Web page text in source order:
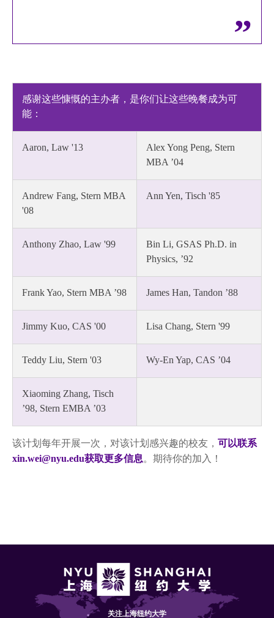
感谢这些慷慨的主办者，是你们让这些晚餐成为可
能：
Aaron, Law '13
Alex Yong Peng, Stern
MBA ’04
Andrew Fang, Stern MBA
'08
Ann Yen, Tisch '85
Anthony Zhao, Law '99
Bin Li, GSAS Ph.D. in
Physics, ’92
Frank Yao, Stern MBA ’98 James Han, Tandon ’88
Jimmy Kuo, CAS '00 Lisa Chang, Stern '99
Teddy Liu, Stern '03 Wy-En Yap, CAS ’04
Xiaoming Zhang, Tisch
’98, Stern EMBA ’03
该计划每年开展一次，对该计划感兴趣的校友， 可以联系
xin.wei@nyu.edu获取更多信息。期待你的加入！
关注上海纽约大学